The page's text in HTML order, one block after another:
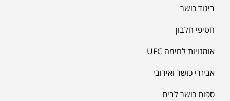
ביגוד כושר
חטיפי חלבון
אומנויות לחימה UFC
אביזרי כושר ואירובי
ספות כושר לבית